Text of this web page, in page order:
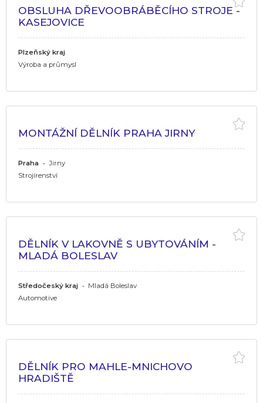
OBSLUHA DŘEVOOBRÁBĚCÍHO STROJE -
KASEJOVICE
Plzeňský kraj
Výroba a průmysl
MONTÁŽNÍ DĚLNÍK PRAHA JIRNY
Praha • Jirny
Strojírenství
DĚLNÍK V LAKOVNĚ S UBYTOVÁNÍM -
MLADÁ BOLESLAV
Středočeský kraj • Mladá Boleslav
Automotive
DĚLNÍK PRO MAHLE-MNICHOVO
HRADIŠTĚ